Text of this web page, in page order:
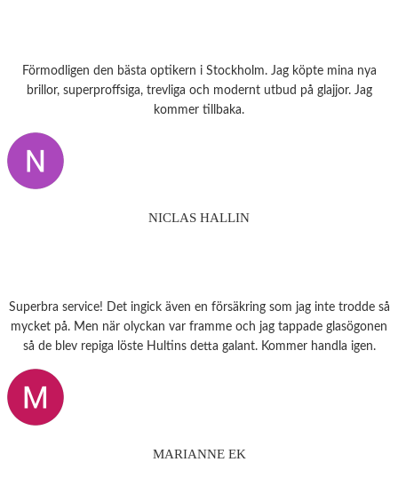
Förmodligen den bästa optikern i Stockholm. Jag köpte mina nya
brillor, superproffsiga, trevliga och modernt utbud på glajjor. Jag
kommer tillbaka.
NICLAS HALLIN
Superbra service! Det ingick även en försäkring som jag inte trodde så
mycket på. Men när olyckan var framme och jag tappade glasögonen
så de blev repiga löste Hultins detta galant. Kommer handla igen.
MARIANNE EK